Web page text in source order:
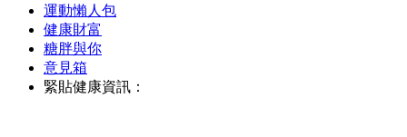
運動懶人包
健康財富
糖胖與你
意見箱
緊貼健康資訊：